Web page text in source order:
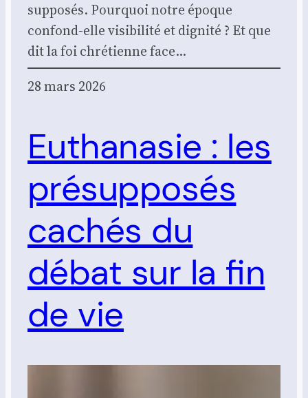
sup­po­sés. Pour­quoi notre époque
confond-elle visi­bi­li­té et digni­té ? Et que
dit la foi chré­tienne face…
28 mars 2026
Euthanasie : les
présupposés
cachés du
débat sur la fin
de vie